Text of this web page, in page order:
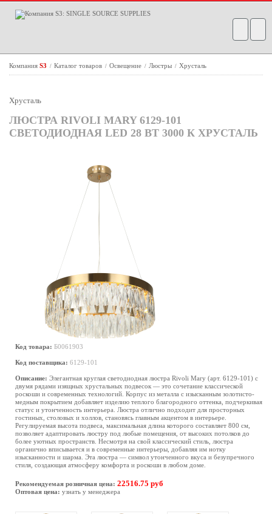
Компания S3 / Каталог товаров / Освещение / Люстры / Хрусталь
Хрусталь
ЛЮСТРА RIVOLI MARY 6129-101
CВЕТОДИОДНАЯ LED 28 ВТ 3000 К ХРУСТАЛЬ
Код товара: Б0061903
Код поставщика: 6129-101
Описание: Элегантная круглая светодиодная люстра Rivoli Mary (арт. 6129-101) с
двумя рядами изящных хрустальных подвесок — это сочетание классической
роскоши и современных технологий. Корпус из металла с изысканным золотисто-
медным покрытием добавляет изделию теплого благородного оттенка, подчеркивая
статус и утонченность интерьера. Люстра отлично подходит для просторных
гостиных, столовых и холлов, становясь главным акцентом в интерьере.
Регулируемая высота подвеса, максимальная длина которого составляет 800 см,
позволяет адаптировать люстру под любые помещения, от высоких потолков до
более уютных пространств. Несмотря на свой классический стиль, люстра
органично вписывается и в современные интерьеры, добавляя им нотку
изысканности и шарма. Эта люстра — символ утонченного вкуса и безупречного
стиля, создающая атмосферу комфорта и роскоши в любом доме.
Рекомендуемая розничная цена: 22516.75 руб
Оптовая цена: узнать у менеджера